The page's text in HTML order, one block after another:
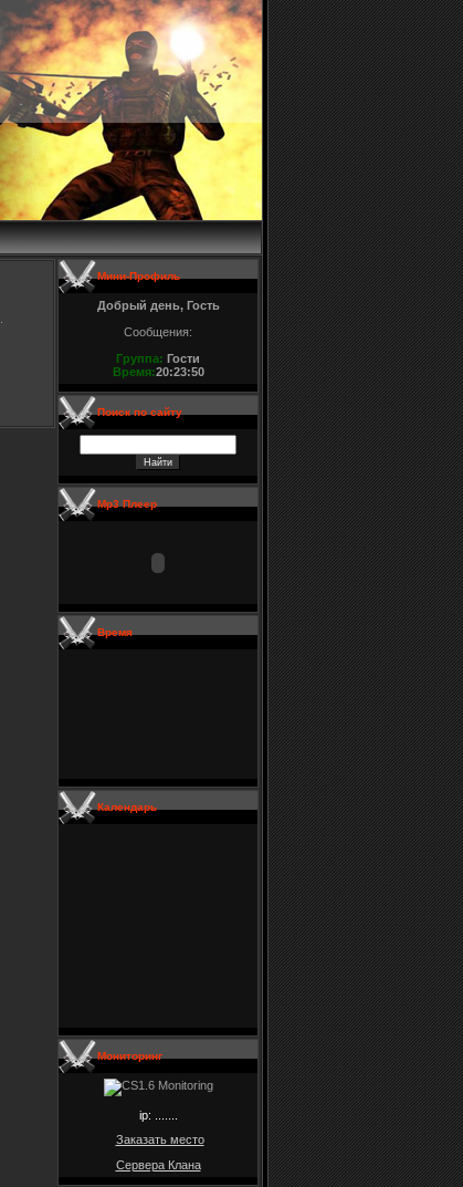
Мини-Профиль
Добрый день, Гость
Сообщения:
Группа: Гости
Время:20:23:50
Поиск по сайту
Mp3 Плеер
Время
Календарь
Мониторинг
ip: .......
Заказать место
Сервера Клана